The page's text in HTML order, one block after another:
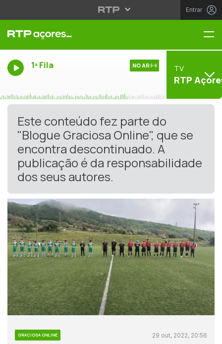
Entrar
1ª Fila NO AR TV
RTP
Este conteúdo fez parte do
"Blogue Graciosa Online", que se
encontra descontinuado. A
publicação é da responsabilidade
dos seus autores.
GRACIOSA ONLINE 29 out, 2022, 20:56